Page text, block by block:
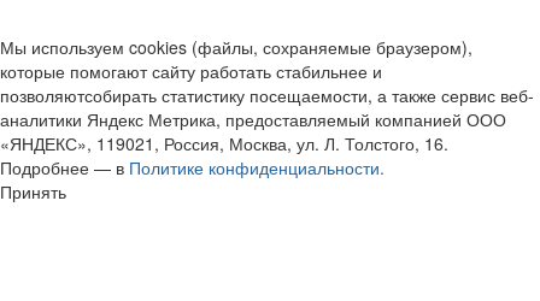
Мы используем cookies (файлы, сохраняемые браузером),
которые помогают сайту работать стабильнее и
позволяютсобирать статистику посещаемости, а также сервис веб-
аналитики Яндекс Метрика, предоставляемый компанией ООО
«ЯНДЕКС», 119021, Россия, Москва, ул. Л. Толстого, 16.
Подробнее — в Политике конфиденциальности.
Принять